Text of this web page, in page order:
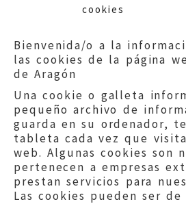
cookies
Bienvenida/o a la
las cookies de la página
de Aragón
Una cookie o galleta
pequeño archivo de
guarda en su ordenador,
tableta cada vez que
web. Algunas cookies son
pertenecen a empresas
prestan servicios para
Las cookies pueden ser